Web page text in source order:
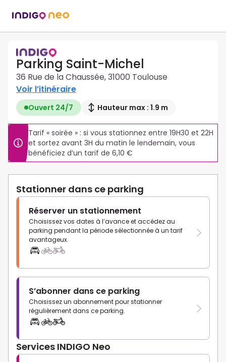
Parking Saint-Michel
36 Rue de la Chaussée, 31000 Toulouse
Voir l’itinéraire
Ouvert 24/7 Hauteur max : 1.9 m
Tarif « soirée » : si vous stationnez entre 19H30 et 22H
et sortez avant 3H du matin le lendemain, vous
bénéficiez d’un tarif de 6,10 €
Stationner dans ce parking
Réserver un stationnement
Choisissez vos dates à l’avance et accédez au
parking pendant la période sélectionnée à un tarif
avantageux.
S’abonner dans ce parking
Choisissez un abonnement pour stationner
régulièrement dans ce parking.
Services INDIGO Neo